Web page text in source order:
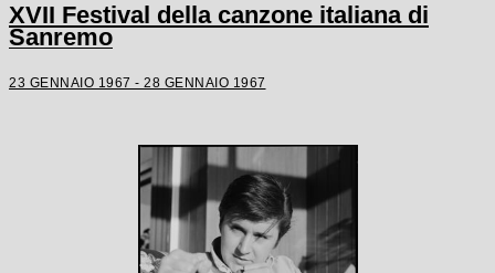
XVII Festival della canzone italiana di
Sanremo
23 GENNAIO 1967 - 28 GENNAIO 1967